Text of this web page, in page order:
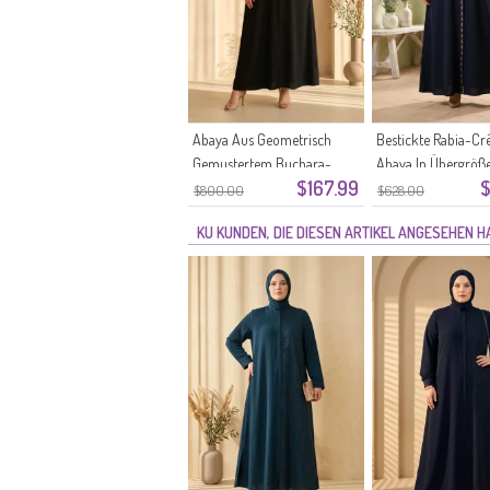
$800.00 $167.99
Abaya Aus Geometrisch
Gemustertem Buchara-
Stoff In Übergröße
Artikelnummer 6375-07
Schwarz
$628.00
Bestickte Rabia-
Abaya In
6391-05
KU KUNDEN, DIE DIESEN ARTIKEL ANGESEHEN